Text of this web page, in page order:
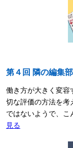
第４回 隣の編集
働き方が大きく変容
切な評価の方法を考
ではないようで、
見る